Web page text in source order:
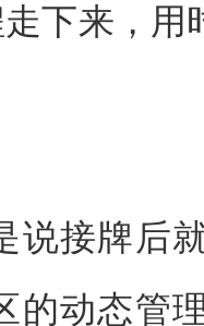
来，用
接牌后就
的动态管